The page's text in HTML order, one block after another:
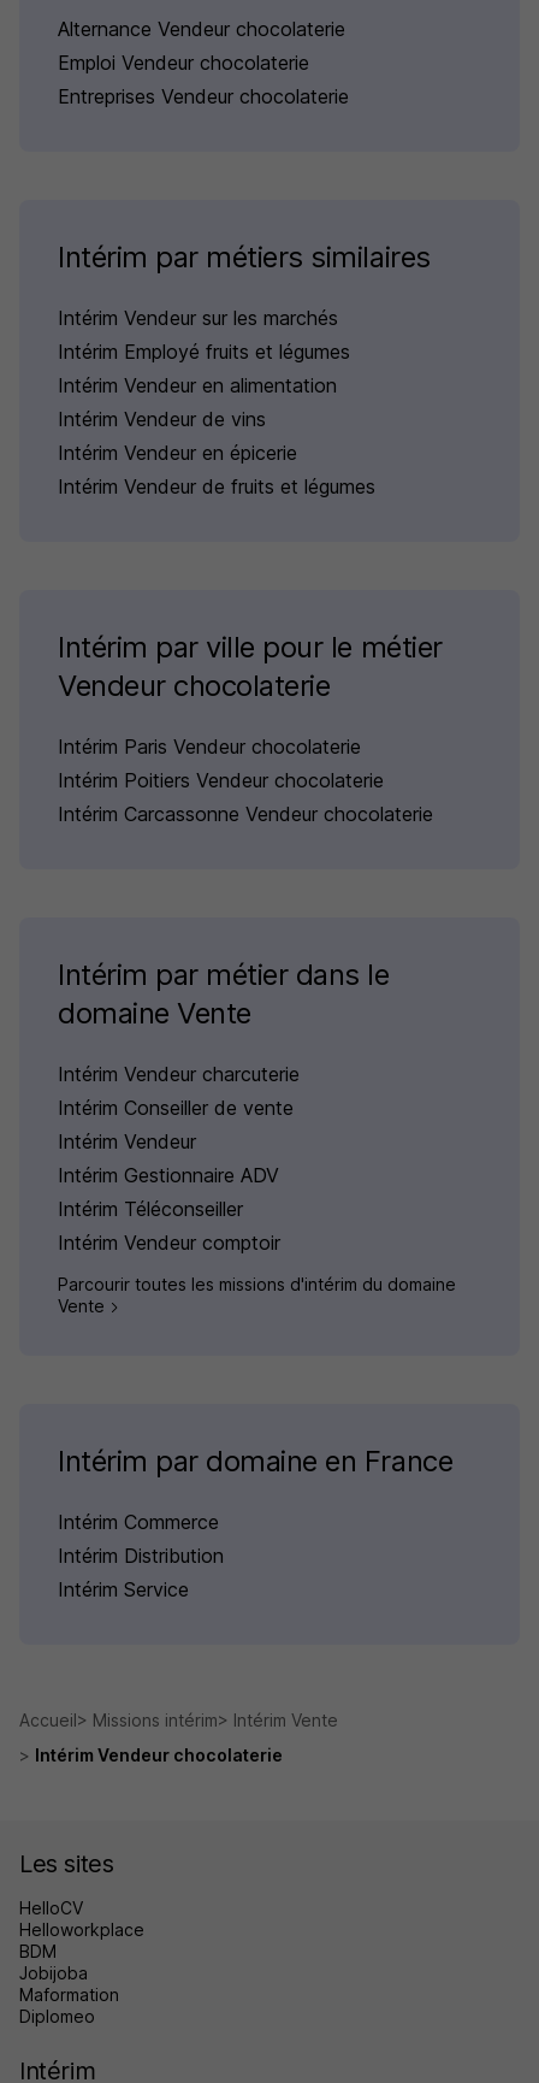
Alternance Vendeur chocolaterie
Emploi Vendeur chocolaterie
Entreprises Vendeur chocolaterie
Intérim par métiers similaires
Intérim Vendeur sur les marchés
Intérim Employé fruits et légumes
Intérim Vendeur en alimentation
Intérim Vendeur de vins
Intérim Vendeur en épicerie
Intérim Vendeur de fruits et légumes
Intérim par ville pour le métier
Vendeur chocolaterie
Intérim Paris Vendeur chocolaterie
Intérim Poitiers Vendeur chocolaterie
Intérim Carcassonne Vendeur chocolaterie
Intérim par métier dans le
domaine Vente
Intérim Vendeur charcuterie
Intérim Conseiller de vente
Intérim Vendeur
Intérim Gestionnaire ADV
Intérim Téléconseiller
Intérim Vendeur comptoir
Parcourir toutes les missions d'intérim du domaine
Vente
Intérim par domaine en France
Intérim Commerce
Intérim Distribution
Intérim Service
Accueil Missions intérim
Intérim Vente
Intérim Vendeur chocolaterie
Les sites
HelloCV
Helloworkplace
BDM
Jobijoba
Maformation
Diplomeo
Intérim